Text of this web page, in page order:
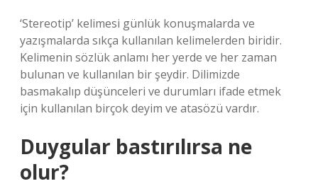
‘Stereotip’ kelimesi günlük konuşmalarda ve
yazışmalarda sıkça kullanılan kelimelerden biridir.
Kelimenin sözlük anlamı her yerde ve her zaman
bulunan ve kullanılan bir şeydir. Dilimizde
basmakalıp düşünceleri ve durumları ifade etmek
için kullanılan birçok deyim ve atasözü vardır.
Duygular bastırılırsa ne
olur?